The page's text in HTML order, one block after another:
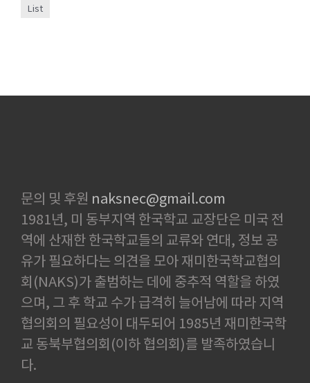
List
문의 및 후원 naksnec@gmail.com
1981년, 미 동부지역 한국학교 교장단은 미국 전
역에 산재한 한국학교들의 교류와 연대, 정보 공
유가 필요하다는 의견을 모아 재미한국학교협의
회(NAKS)가 출범하는 데에 중추적 역할을 하였
으며, 그 후 학교 수가 급격히 늘어남에 따라 지역
협의회의 필요성이 대두되어 1985년 재미한국학
교 동북부협의회(이하 협의회)를 발족하였습니
다.